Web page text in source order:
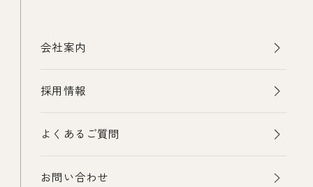
会社案内
採用情報
よくあるご質問
お問い合わせ